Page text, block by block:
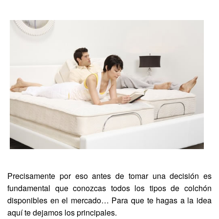
Precisamente por eso antes de tomar una decisión es
fundamental que conozcas todos los tipos de colchón
disponibles en el mercado… Para que te hagas a la idea
aquí te dejamos los principales.